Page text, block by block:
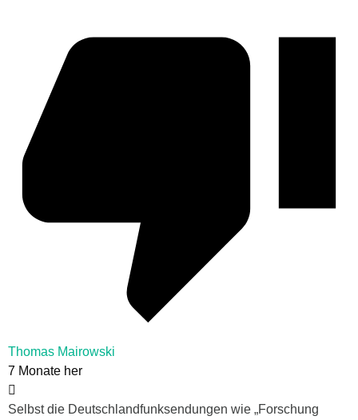
Thomas Mairowski
7 Monate her
Selbst die Deutschlandfunksendungen wie „Forschung